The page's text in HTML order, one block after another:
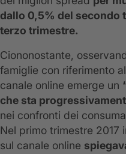
dallo 0,5% del secondo
terzo trimestre.
Ciononostante,
famiglie con riferimento
canale online emerge un
che sta
nei confronti dei
Nel primo trimestre 2017
sul canale online